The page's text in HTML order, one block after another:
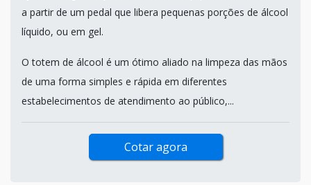
a partir de um pedal que libera pequenas porções de álcool
líquido, ou em gel.
O totem de álcool é um ótimo aliado na limpeza das mãos
de uma forma simples e rápida em diferentes
estabelecimentos de atendimento ao público,...
Cotar agora